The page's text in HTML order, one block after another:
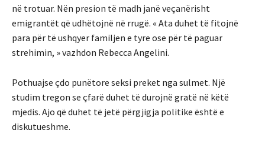
në trotuar. Nën presion të madh janë veçanërisht
emigrantët që udhëtojnë në rrugë. « Ata duhet të fitojnë
para për të ushqyer familjen e tyre ose për të paguar
strehimin, » vazhdon Rebecca Angelini.
Pothuajse çdo punëtore seksi preket nga sulmet. Një
studim tregon se çfarë duhet të durojnë gratë në këtë
mjedis. Ajo që duhet të jetë përgjigja politike është e
diskutueshme.